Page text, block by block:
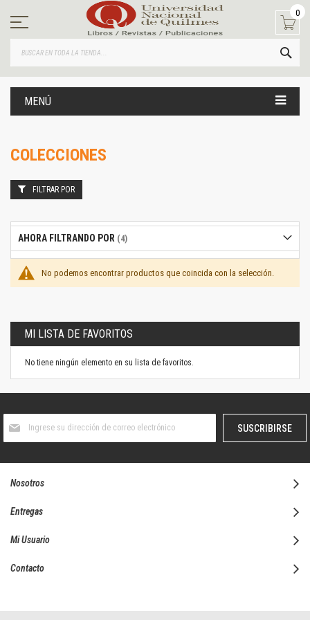
contenido
0
MENÚ
COLECCIONES
No podemos encontrar productos que coincida con la selección.
FILTRAR POR
AHORA FILTRANDO POR
MI LISTA DE FAVORITOS
No tiene ningún elemento en su lista de favoritos.
boletín
SUSCRIBIRSE
Nosotros
Entregas
Mi Usuario
Contacto